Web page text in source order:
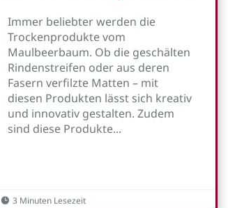
Immer beliebter werden die
Trockenprodukte vom
Maulbeerbaum. Ob die geschälten
Rindenstreifen oder aus deren
Fasern verfilzte Matten – mit
diesen Produkten lässt sich kreativ
und innovativ gestalten. Zudem
sind diese Produkte...
 3 Minuten Lesezeit